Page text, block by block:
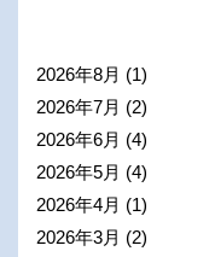
2026年8月 (1)
2026年7月 (2)
2026年6月 (4)
2026年5月 (4)
2026年4月 (1)
2026年3月 (2)